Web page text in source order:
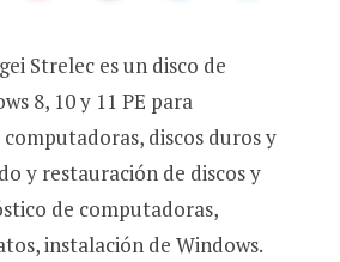
Strelec es un disco de
8, 10 y 11 PE para
discos duros y
y restauración de discos y
de computadoras,
instalación de Windows.